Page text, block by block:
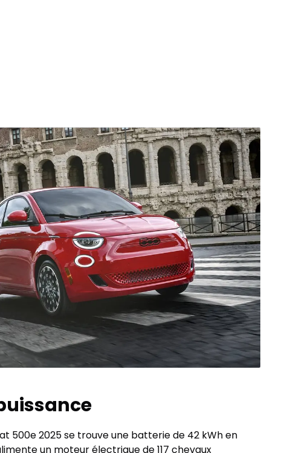
500e 2025 se trouve une batterie de 42 kWh en
un moteur électrique de 117 chevaux